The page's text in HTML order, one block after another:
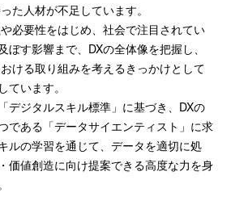
た人材が不足しています。
必要性をはじめ、社会で注目されてい
ぼす影響まで、DXの全体像を把握し、
ける取り組みを考えるきっかけとして
います。
デジタルスキル標準」に基づき、DXの
である「データサイエンティスト」に求
ルの学習を通じて、データを適切に処
価値創造に向け提案できる高度な力を身